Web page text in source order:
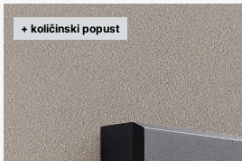
+ količinski popust
Skip
to
the
end
of
the
images